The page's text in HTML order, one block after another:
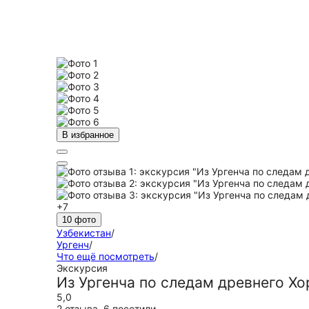
В избранное
+7
10 фото
Узбекистан/
Ургенч/
Что ещё посмотреть/
Экскурсия
Из Ургенча по следам древнего
5,0